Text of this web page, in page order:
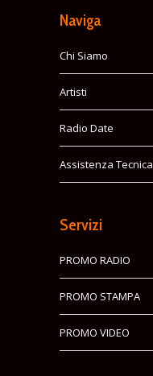
Naviga
Chi Siamo
Artisti
Radio Date
Assistenza Tecnica
Servizi
PROMO RADIO
PROMO STAMPA
PROMO VIDEO